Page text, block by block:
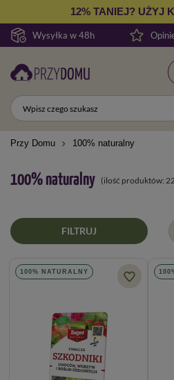
Wysyłka w 48h
12% TANIEJ? UŻYJ
Przy Domu 100% naturalny
100% naturalny (ilość produktów:
FILTRUJ
100% NATURALNY